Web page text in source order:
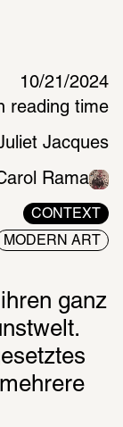
10/21/2024
reading time
Jacques
Rama
CONTEXT
MODERN ART
ganz